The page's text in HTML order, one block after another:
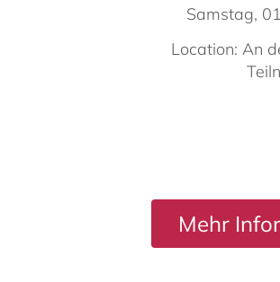
Samstag,
Location: An
Mehr